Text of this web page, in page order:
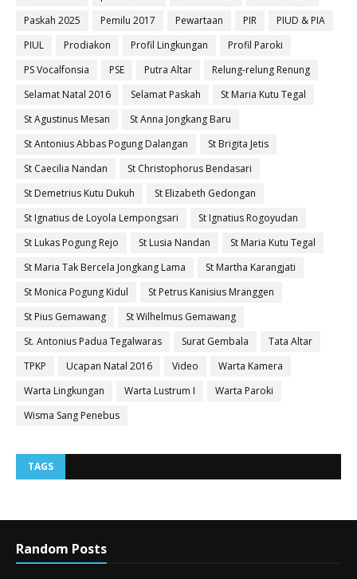
Paskah 2025
Pemilu 2017 Pewartaan PIR
PIUD & PIA
PIUL
Prodiakon Profil Lingkungan
Profil Paroki
PS Vocalfonsia
PSE Putra Altar
Relung-relung Renung
Selamat Natal 2016
Selamat Paskah
St Maria Kutu Tegal
St Agustinus Mesan
St Anna Jongkang Baru
St Antonius Abbas Pogung Dalangan
St Brigita Jetis
St Caecilia Nandan
St Christophorus Bendasari
St Demetrius Kutu Dukuh
St Elizabeth Gedongan
St Ignatius de Loyola Lempongsari
St Ignatius Rogoyudan
St Lukas Pogung Rejo
St Lusia Nandan
St Maria Kutu Tegal
St Maria Tak Bercela Jongkang Lama
St Martha Karangjati
St Monica Pogung Kidul
St Petrus Kanisius Mranggen
St Pius Gemawang
St Wilhelmus Gemawang
St. Antonius Padua Tegalwaras
Surat Gembala
Tata Altar
TPKP
Ucapan Natal 2016 Video
Warta Kamera
Warta Lingkungan
Warta Lustrum I
Warta Paroki
Wisma Sang Penebus
TAGS
Random Posts